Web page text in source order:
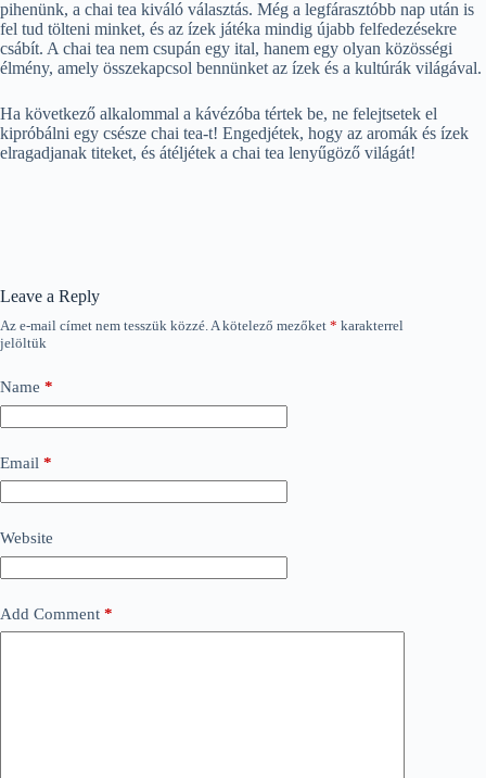
pihenünk, a chai tea kiváló választás. Még a legfárasztóbb nap után is
fel tud tölteni minket, és az ízek játéka mindig újabb felfedezésekre
csábít. A chai tea nem csupán egy ital, hanem egy olyan közösségi
élmény, amely összekapcsol bennünket az ízek és a kultúrák világával.
Ha következő alkalommal a kávézóba tértek be, ne felejtsetek el
kipróbálni egy csésze chai tea-t! Engedjétek, hogy az aromák és ízek
elragadjanak titeket, és átéljétek a chai tea lenyűgöző világát!
Leave a Reply
Az e-mail címet nem tesszük közzé.A kötelező mezőket * karakterrel
jelöltük
Name *
Email *
Website
Add Comment *